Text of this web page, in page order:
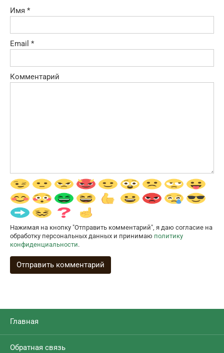
Имя *
Email *
Комментарий
Нажимая на кнопку "Отправить комментарий", я даю согласие на
обработку персональных данных и принимаю политику
конфиденциальности.
Главная
Обратная связь